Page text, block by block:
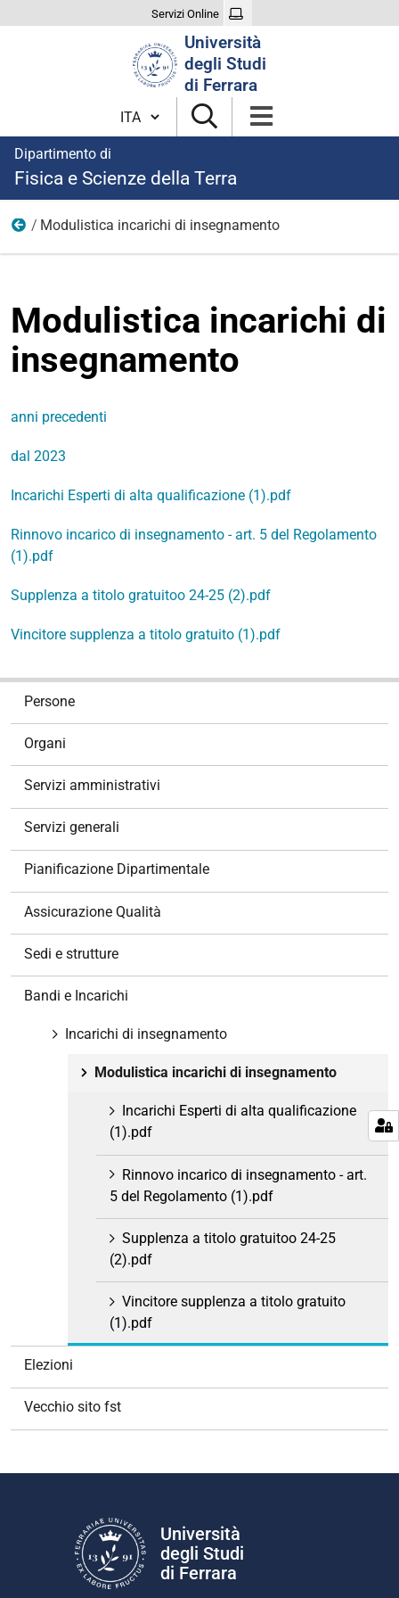
Servizi Online
Università
degli Studi
di Ferrara
Cambia lingua
Dipartimento di
Fisica e Scienze della Terra
Incarichi di insegnamento
Modulistica incarichi di insegnamento
Modulistica incarichi di
insegnamento
anni precedenti
dal 2023
Incarichi Esperti di alta qualificazione (1).pdf
Rinnovo incarico di insegnamento - art. 5 del Regolamento
(1).pdf
Supplenza a titolo gratuitoo 24-25 (2).pdf
Vincitore supplenza a titolo gratuito (1).pdf
Persone
Organi
Servizi amministrativi
Servizi generali
Pianificazione Dipartimentale
Assicurazione Qualità
Sedi e strutture
Bandi e Incarichi
Incarichi di insegnamento
Modulistica incarichi di insegnamento
Incarichi Esperti di alta qualificazione
(1).pdf
Rinnovo incarico di insegnamento - art.
5 del Regolamento (1).pdf
Supplenza a titolo gratuitoo 24-25
(2).pdf
Vincitore supplenza a titolo gratuito
(1).pdf
Elezioni
Vecchio sito fst
Università
degli Studi
di Ferrara